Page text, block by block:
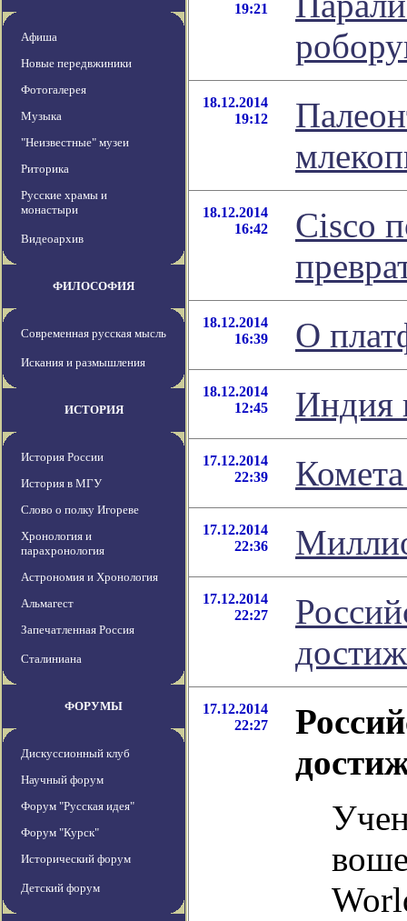
Афиша
Новые передвжиники
Фотогалерея
Музыка
"Неизвестные" музеи
Риторика
Русские храмы и
монастыри
Видеоархив
ФИЛОСОФИЯ
Современная русская мысль
Искания и размышления
ИСТОРИЯ
История России
История в МГУ
Слово о полку Игореве
Хронология и
парахронология
Астрономия и Хронология
Альмагест
Запечатленная Россия
Сталиниана
ФОРУМЫ
Дискуссионный клуб
Научный форум
Форум "Русская идея"
Форум "Курск"
Исторический форум
Детский форум
19:21
18.12.2014
19:12
18.12.2014
16:42
Cisco
18.12.2014
16:39
О
18.12.2014
12:45
Индия
17.12.2014
22:39
17.12.2014
22:36
17.12.2014
22:27
17.12.2014
22:27